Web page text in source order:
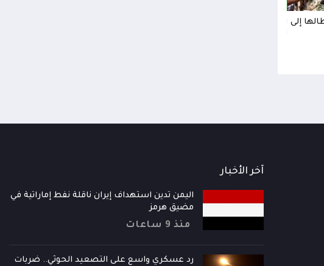
إلى
آخر الأخبار
اليمن تدين استهداف إيران ناقلة نفط إماراتية في
مضيق هرمز
منذ 9 ساعات
رد عسكري واسع على التصعيد الحوثي.. ضربات